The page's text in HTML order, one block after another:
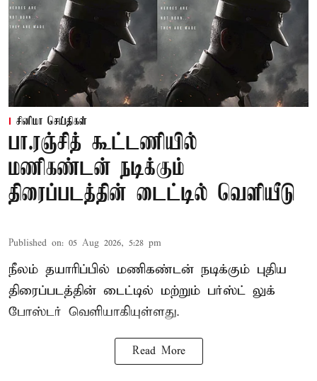
சினிமா செய்திகள்
பா.ரஞ்சித் கூட்டணியில்
மணிகண்டன் நடிக்கும்
திரைப்படத்தின் டைட்டில் வெளியீடு
Published on: 05 Aug 2026, 5:28 pm
நீலம் தயாரிப்பில் மணிகண்டன் நடிக்கும் புதிய
திரைப்படத்தின் டைட்டில் மற்றும் பர்ஸ்ட் லுக்
போஸ்டர் வெளியாகியுள்ளது.
Read More